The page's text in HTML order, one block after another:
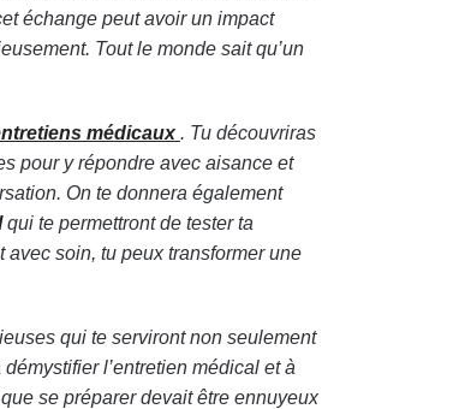
échange peut avoir un impact
Tout le monde sait qu’un
médicaux. Tu découvriras
pour y répondre avec aisance et
On te donnera également
qui te permettront de tester ta
soin, tu peux transformer une
qui te serviront non seulement
l’entretien médical et à
se préparer devait être ennuyeux